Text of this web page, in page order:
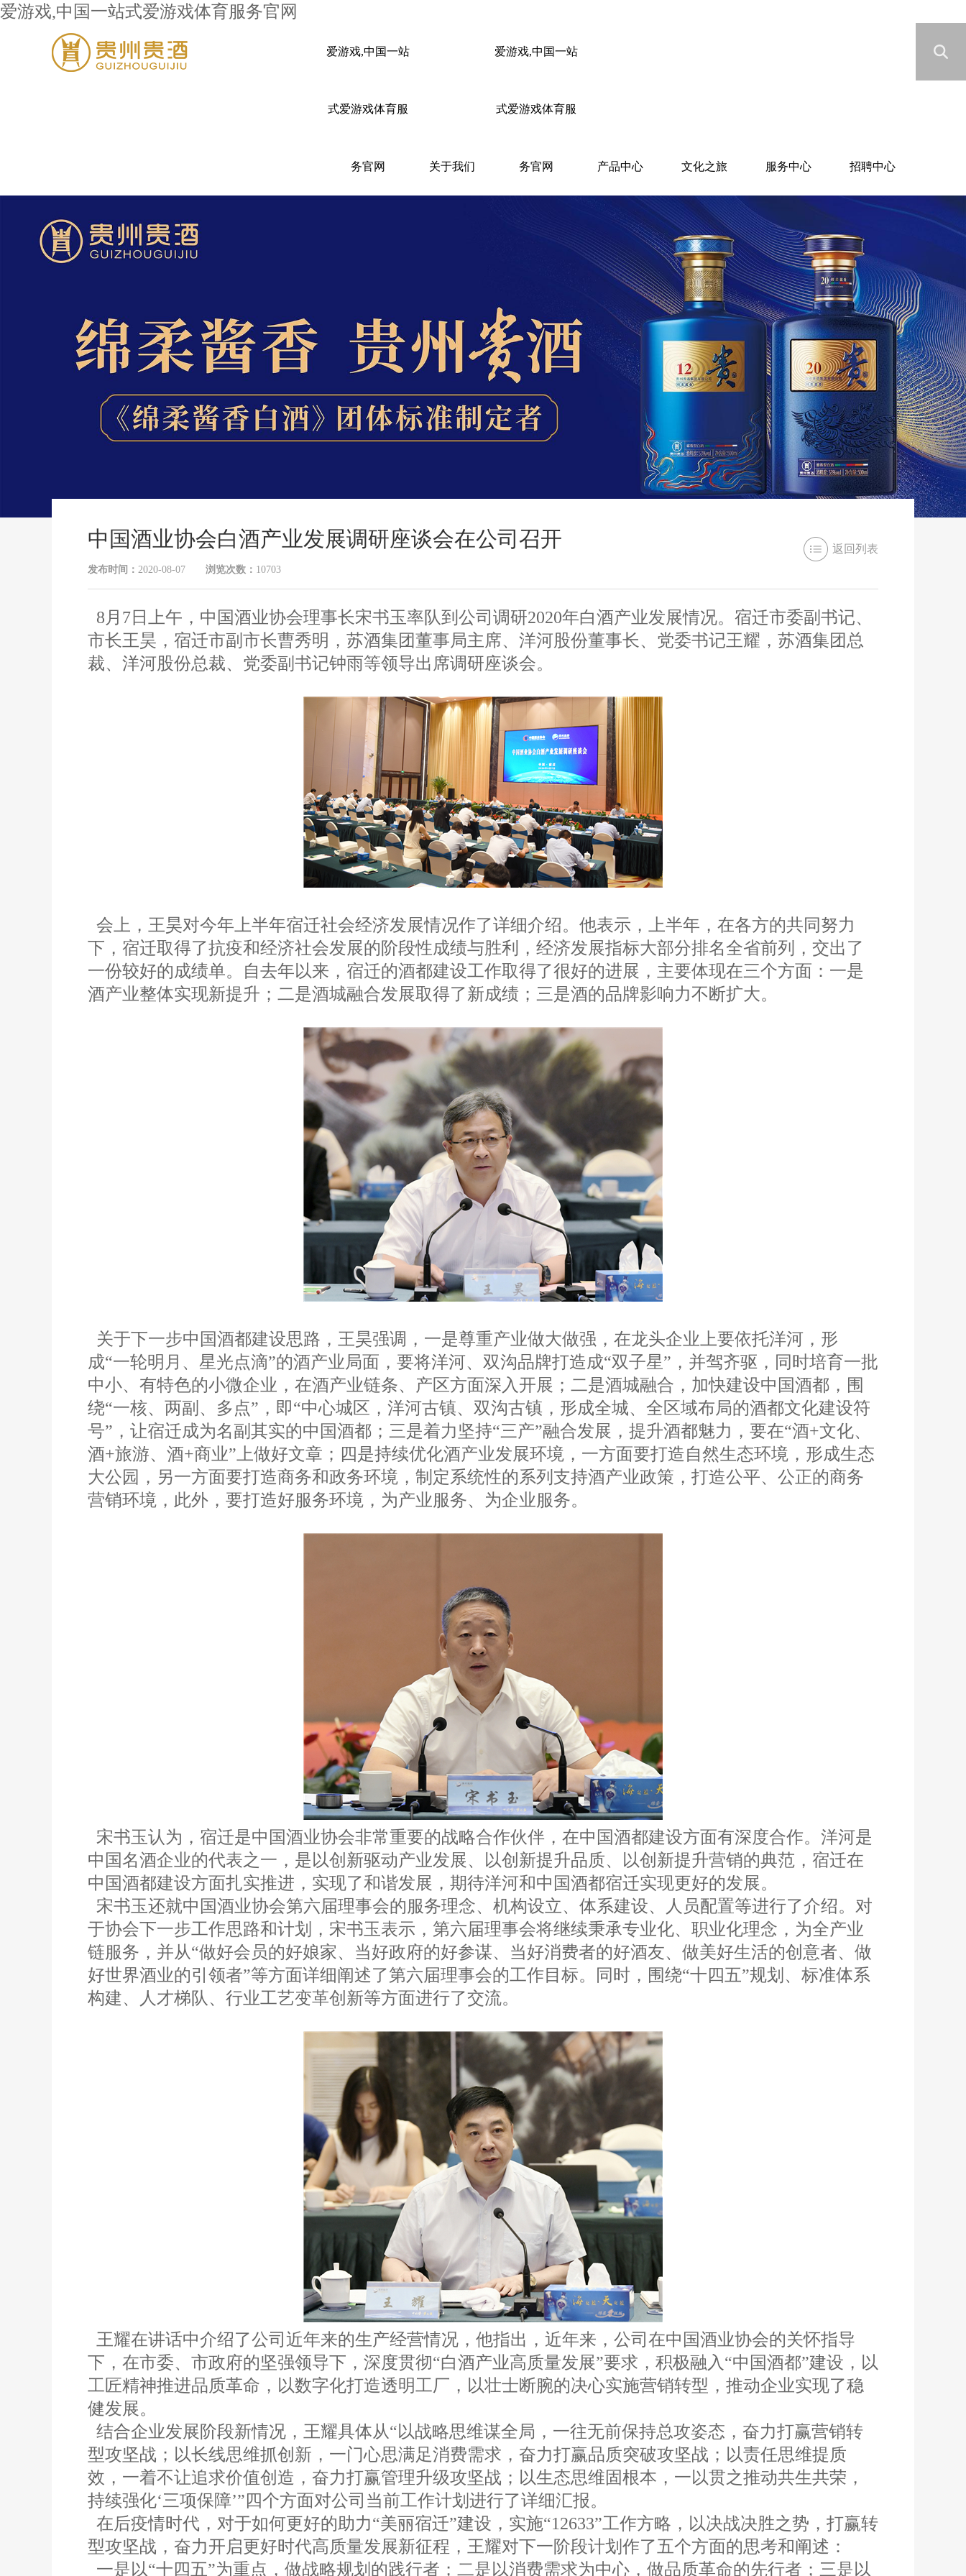
爱游戏,中国一站式爱游戏体育服务官网
爱游戏,中国一站
式爱游戏体育服
务官网 关于我们
爱游戏,中国一站
式爱游戏体育服
务官网 产品中心 文化之旅 服务中心 招聘中心
返回列表
中国酒业协会白酒产业发展调研座谈会在公司召开
发布时间： 2020-08-07 浏览次数： 10703
8月7日上午，中国酒业协会理事长宋书玉率队到公司调研2020年白酒产业发展情况。宿迁市委副书记、
市长王昊，宿迁市副市长曹秀明，苏酒集团董事局主席、洋河股份董事长、党委书记王耀，苏酒集团总
裁、洋河股份总裁、党委副书记钟雨等领导出席调研座谈会。
会上，王昊对今年上半年宿迁社会经济发展情况作了详细介绍。他表示，上半年，在各方的共同努力
下，宿迁取得了抗疫和经济社会发展的阶段性成绩与胜利，经济发展指标大部分排名全省前列，交出了
一份较好的成绩单。自去年以来，宿迁的酒都建设工作取得了很好的进展，主要体现在三个方面：一是
酒产业整体实现新提升；二是酒城融合发展取得了新成绩；三是酒的品牌影响力不断扩大。
关于下一步中国酒都建设思路，王昊强调，一是尊重产业做大做强，在龙头企业上要依托洋河，形
成“一轮明月、星光点滴”的酒产业局面，要将洋河、双沟品牌打造成“双子星”，并驾齐驱，同时培育一批
中小、有特色的小微企业，在酒产业链条、产区方面深入开展；二是酒城融合，加快建设中国酒都，围
绕“一核、两副、多点”，即“中心城区，洋河古镇、双沟古镇，形成全城、全区域布局的酒都文化建设符
号”，让宿迁成为名副其实的中国酒都；三是着力坚持“三产”融合发展，提升酒都魅力，要在“酒+文化、
酒+旅游、酒+商业”上做好文章；四是持续优化酒产业发展环境，一方面要打造自然生态环境，形成生态
大公园，另一方面要打造商务和政务环境，制定系统性的系列支持酒产业政策，打造公平、公正的商务
营销环境，此外，要打造好服务环境，为产业服务、为企业服务。
宋书玉认为，宿迁是中国酒业协会非常重要的战略合作伙伴，在中国酒都建设方面有深度合作。洋河是
中国名酒企业的代表之一，是以创新驱动产业发展、以创新提升品质、以创新提升营销的典范，宿迁在
中国酒都建设方面扎实推进，实现了和谐发展，期待洋河和中国酒都宿迁实现更好的发展。
宋书玉还就中国酒业协会第六届理事会的服务理念、机构设立、体系建设、人员配置等进行了介绍。对
于协会下一步工作思路和计划，宋书玉表示，第六届理事会将继续秉承专业化、职业化理念，为全产业
链服务，并从“做好会员的好娘家、当好政府的好参谋、当好消费者的好酒友、做美好生活的创意者、做
好世界酒业的引领者”等方面详细阐述了第六届理事会的工作目标。同时，围绕“十四五”规划、标准体系
构建、人才梯队、行业工艺变革创新等方面进行了交流。
王耀在讲话中介绍了公司近年来的生产经营情况，他指出，近年来，公司在中国酒业协会的关怀指导
下，在市委、市政府的坚强领导下，深度贯彻“白酒产业高质量发展”要求，积极融入“中国酒都”建设，以
工匠精神推进品质革命，以数字化打造透明工厂，以壮士断腕的决心实施营销转型，推动企业实现了稳
健发展。
结合企业发展阶段新情况，王耀具体从“以战略思维谋全局，一往无前保持总攻姿态，奋力打赢营销转
型攻坚战；以长线思维抓创新，一门心思满足消费需求，奋力打赢品质突破攻坚战；以责任思维提质
效，一着不让追求价值创造，奋力打赢管理升级攻坚战；以生态思维固根本，一以贯之推动共生共荣，
持续强化‘三项保障’”四个方面对公司当前工作计划进行了详细汇报。
在后疫情时代，对于如何更好的助力“美丽宿迁”建设，实施“12633”工作方略，以决战决胜之势，打赢转
型攻坚战，奋力开启更好时代高质量发展新征程，王耀对下一阶段计划作了五个方面的思考和阐述：
一是以“十四五”为重点，做战略规划的践行者；二是以消费需求为中心，做品质革命的先行者；三是以